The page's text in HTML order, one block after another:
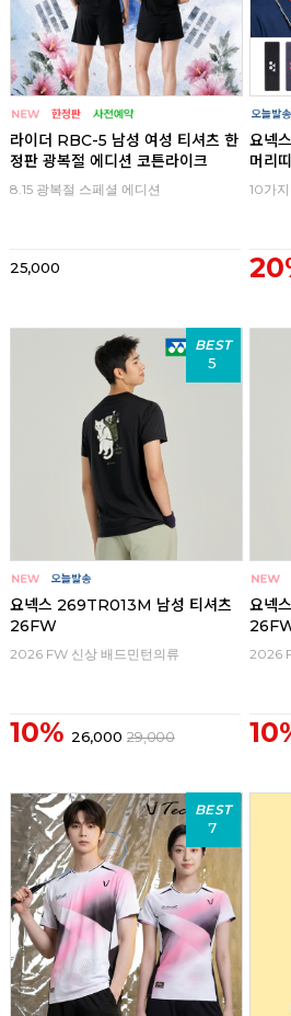
라이더 RBC-5 남성 여성 티셔츠 한
정판 광복절 에디션 코튼라이크
8.15 광복절 스페셜 에디션
25,000
요넥
머리
10가
BEST
5
요넥스 269TR013M 남성 티셔츠
26FW
2026 FW 신상 배드민턴의류
10% 26,000 29,000
요넥
2026
BEST
7